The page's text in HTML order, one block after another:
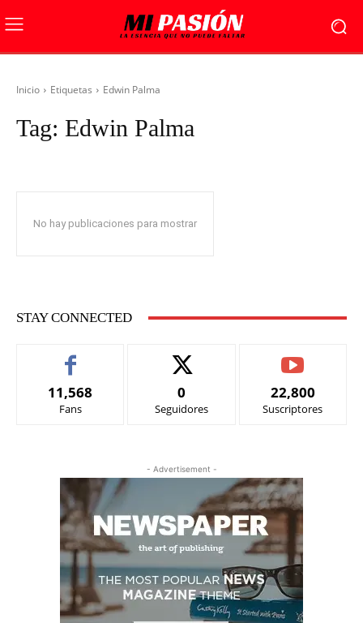
Inicio Etiquetas Edwin Palma
Tag: Edwin Palma
No hay publicaciones para mostrar
STAY CONNECTED
11,568
Fans
0
Seguidores
22,800
Suscriptores
- Advertisement -